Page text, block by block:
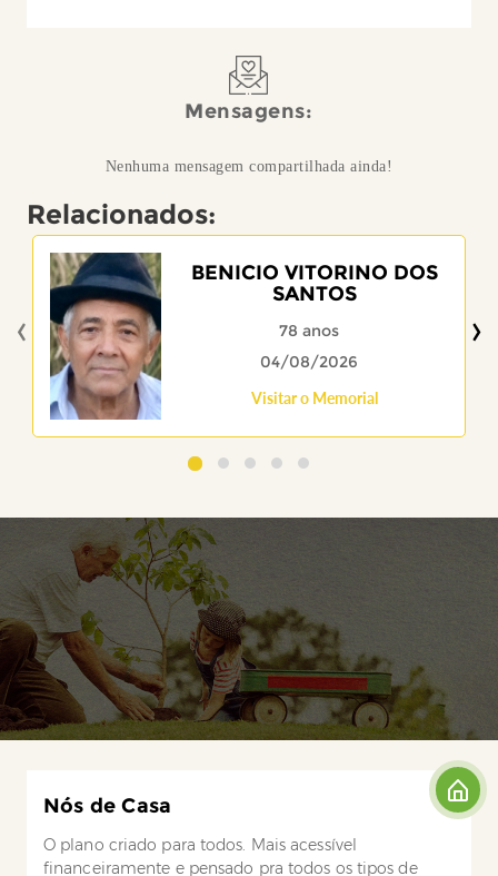
Mensagens:
Nenhuma mensagem compartilhada ainda!
Relacionados:
BENICIO VITORINO DOS
SANTOS
78 anos
04/08/2026
Visitar o Memorial
‹ ›
Nós de Casa
O plano criado para todos. Mais acessível
financeiramente e pensado pra todos os tipos de